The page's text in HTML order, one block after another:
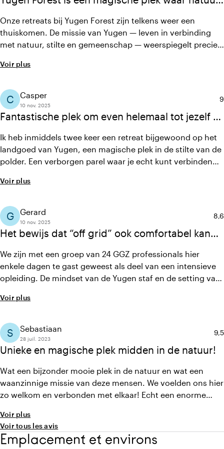
bedding voor innerlijke groei en bewustzijn.
Onze retreats bij Yugen Forest zijn telkens weer een
thuiskomen. De missie van Yugen — leven in verbinding
met natuur, stilte en gemeenschap — weerspiegelt precies
we steeds opnieuw voor deze plek: Yugen Forest
bewust leven
Voir plus
Fantastische plek om even helemaal tot jezelf te
C Casper
10 nov. 2025
9
Ik heb inmiddels twee keer een retreat bijgewoond op het
landgoed van Yugen, een magische plek in de stilte van de
polder. Een verborgen parel waar je echt kunt verbinden
superlekker eten uit eigen tuin en een vriendelijk team dat
goed te zorgen voor mens een aarde.
Voir plus
Het bewijs dat “off grid” ook comfortabel kan
G Gerard
10 nov. 2025
8,6
We zijn met een groep van 24 GGZ professionals hier
enkele dagen te gast geweest als deel van een intensieve
opleiding. De mindset van de Yugen staf en de setting van
fantastische ervaring, diepe inzichten en versterking van
Voir plus
Unieke en magische plek midden in de natuur!
S Sebastiaan
28 juil. 2023
9,5
Wat een bijzonder mooie plek in de natuur en wat een
waanzinnige missie van deze mensen. We voelden ons hier
zo welkom en verbonden met elkaar! Echt een enorme
Voir plus
Voir tous les avis
Emplacement et environs